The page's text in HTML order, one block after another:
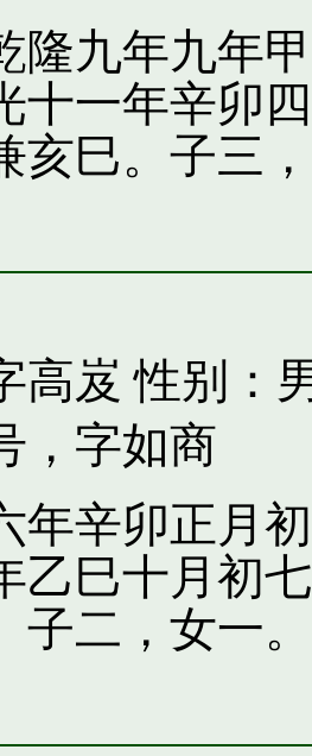
隆九年九年
十一年辛卯
亥巳。子三
高岌 性别：
，字如商
年辛卯正月
乙巳十月初
子二，女一。